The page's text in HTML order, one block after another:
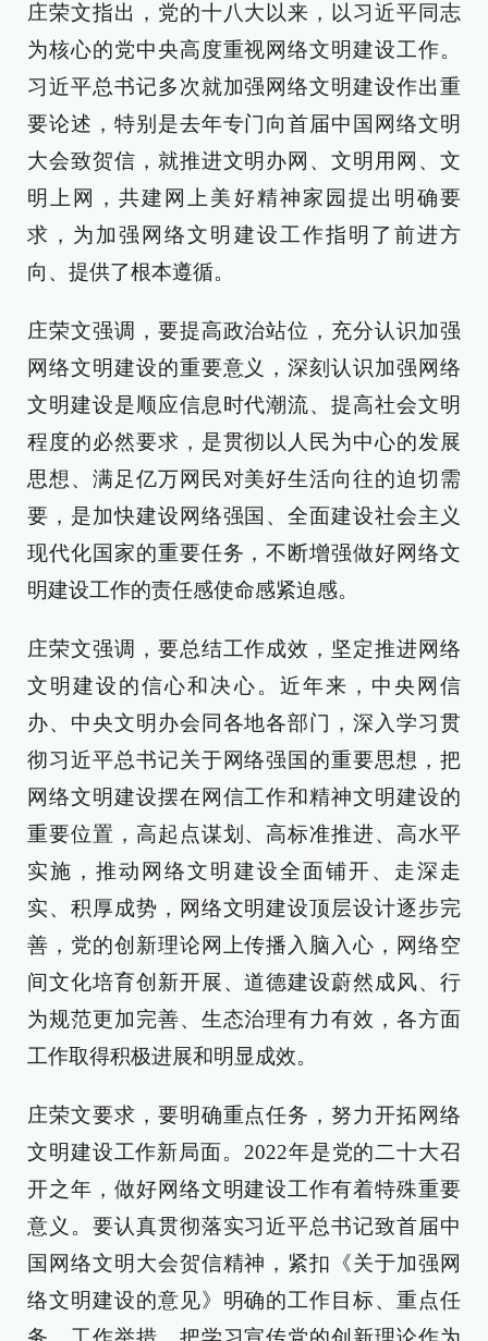
庄荣文指出，党的十八大以来，以习近平同志
为核心的党中央高度重视网络文明建设工作。
习近平总书记多次就加强网络文明建设作出重
要论述，特别是去年专门向首届中国网络文明
大会致贺信，就推进文明办网、文明用网、文
明上网，共建网上美好精神家园提出明确要
求，为加强网络文明建设工作指明了前进方
向、提供了根本遵循。
庄荣文强调，要提高政治站位，充分认识加强
网络文明建设的重要意义，深刻认识加强网络
文明建设是顺应信息时代潮流、提高社会文明
程度的必然要求，是贯彻以人民为中心的发展
思想、满足亿万网民对美好生活向往的迫切需
要，是加快建设网络强国、全面建设社会主义
现代化国家的重要任务，不断增强做好网络文
明建设工作的责任感使命感紧迫感。
庄荣文强调，要总结工作成效，坚定推进网络
文明建设的信心和决心。近年来，中央网信
办、中央文明办会同各地各部门，深入学习贯
彻习近平总书记关于网络强国的重要思想，把
网络文明建设摆在网信工作和精神文明建设的
重要位置，高起点谋划、高标准推进、高水平
实施，推动网络文明建设全面铺开、走深走
实、积厚成势，网络文明建设顶层设计逐步完
善，党的创新理论网上传播入脑入心，网络空
间文化培育创新开展、道德建设蔚然成风、行
为规范更加完善、生态治理有力有效，各方面
工作取得积极进展和明显成效。
庄荣文要求，要明确重点任务，努力开拓网络
文明建设工作新局面。2022年是党的二十大召
开之年，做好网络文明建设工作有着特殊重要
意义。要认真贯彻落实习近平总书记致首届中
国网络文明大会贺信精神，紧扣《关于加强网
络文明建设的意见》明确的工作目标、重点任